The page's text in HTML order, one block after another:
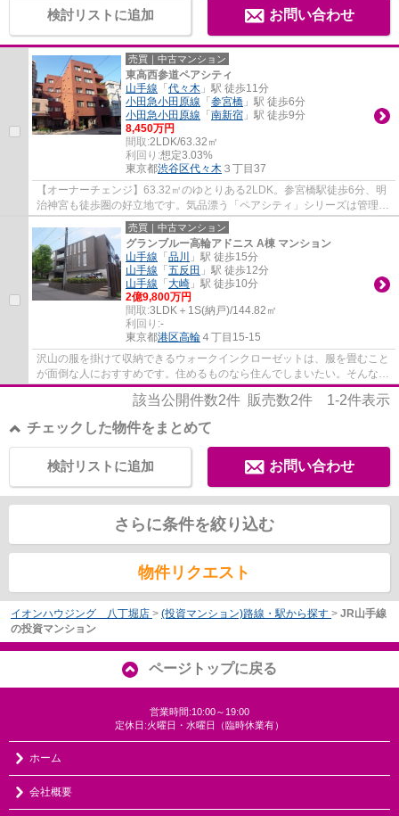
検討リストに追加 お問い合わせ
売買｜中古マンション
東高西参道ペアシティ
山手線 「 代々木 」駅 徒歩11分
小田急小田原線 「 参宮橋 」駅 徒歩6分
小田急小田原線 「 南新宿 」駅 徒歩9分
8,450万円
間取:2LDK/63.32㎡
利回り:想定3.03%
東京都渋谷区代々木 ３丁目37
【オーナーチェンジ】63.32㎡のゆとりある2LDK。参宮橋駅徒歩6分、明
治神宮も徒歩圏の好立地です。気品漂う「ペアシティ」シリーズは管理体
制も良好。都心の資産として、将来的な実需...
売買｜中古マンション
グランブルー高輪アドニス A棟 マンション
山手線 「 品川
」駅 徒歩15分
山手線 「 五反田 」駅 徒歩12分
山手線 「 大崎 」駅 徒歩10分
2億9,800万円
間取:3LDK＋1S(納戸)/144.82㎡
利回り:-
東京都港区高輪 ４丁目15-15
沢山の服を掛けて収納できるウォークインクローゼットは、服を畳むこと
が面倒な人におすすめです。住めるものなら住んでしまいたい。そんな、
実需・投資のどちらにもご対応可能な物件...
該当公開件数2件 販売数2件 1-2件表示
チェックした物件をまとめて
お問い合わせ
検討リストに追加
さらに条件を絞り込む
物件リクエスト
イオンハウジング 八丁堀店 > (投資マンション)路線・駅から探す > JR山手線
の投資マンション
ページトップに戻る
営業時間:10:00～19:00
定休日:火曜日・水曜日（臨時休業有）
ホーム
会社概要